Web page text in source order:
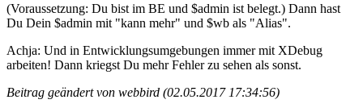
(Voraussetzung: Du bist im BE und $admin ist belegt.) Dann hast
Du Dein $admin mit "kann mehr" und $wb als "Alias".
Achja: Und in Entwicklungsumgebungen immer mit XDebug
arbeiten! Dann kriegst Du mehr Fehler zu sehen als sonst.
Beitrag geändert von webbird (02.05.2017 17:34:56)